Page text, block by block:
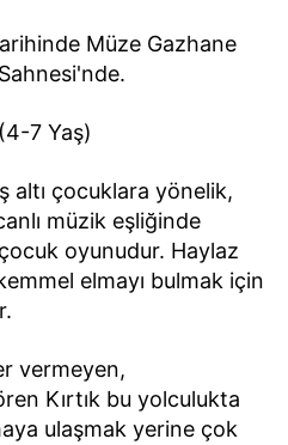
Müze Gazhane
7 Yaş)
altı çocuklara yönelik,
müzik eşliğinde
oyunudur. Haylaz
elmayı bulmak için
vermeyen,
Kırtık bu yolculukta
ulaşmak yerine çok